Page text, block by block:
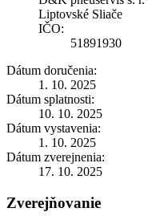
Liptovské Sliače
IČO:
51891930
Dátum doručenia:
1. 10. 2025
Dátum splatnosti:
10. 10. 2025
Dátum vystavenia:
1. 10. 2025
Dátum zverejnenia:
17. 10. 2025
Zverejňovanie